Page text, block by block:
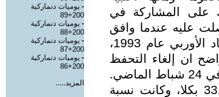
على المشاركة في
عليه عندما وافق
الدنماركيون على الإنضمام الى الإتحاد الأوربي عام 1993،
ان إلغاء التحفظ
جاء على أثر الغزو الروسي لإوكرانيا في 24 شباط الماضي.
نتائج التاصويت كانت 66,9 بنعم و33,1 بكلا، وكانت نسبة
- يوميات دنماركية
200+89
- يوميات دنماركية
200+88
- يوميات دنماركية
200+87
- يوميات دنماركية
200+86
المزيد.....